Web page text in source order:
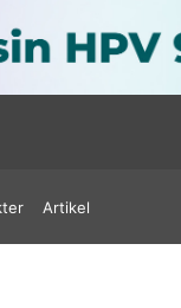
Artikel